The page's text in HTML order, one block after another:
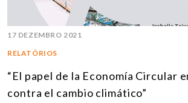
17 DEZEMBRO 2021
RELATÓRIOS
“El papel de la Economía Circular
contra el cambio climático”